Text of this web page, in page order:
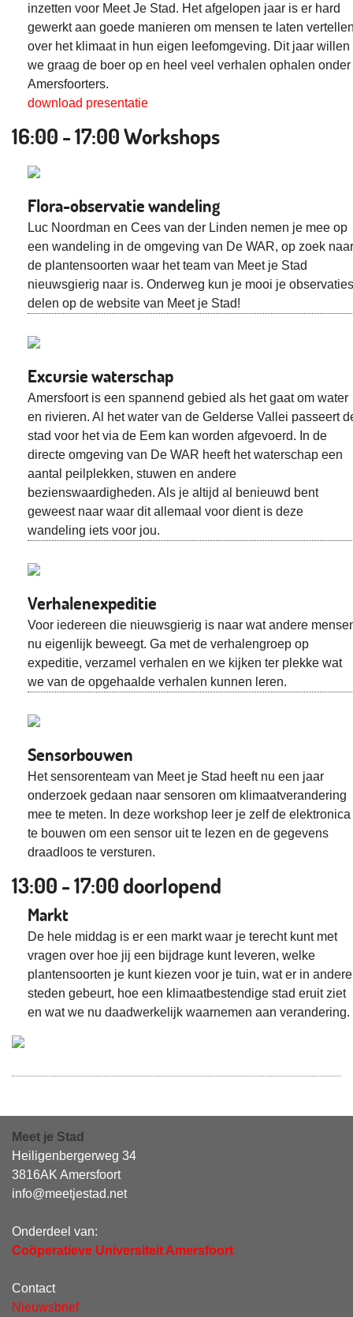
inzetten voor Meet Je Stad. Het afgelopen jaar is er hard
gewerkt aan goede manieren om mensen te laten
over het klimaat in hun eigen leefomgeving. Dit jaar willen
we graag de boer op en heel veel verhalen ophalen onder
Amersfoorters.
download presentatie
16:00 - 17:00 Workshops
Flora-observatie wandeling
Luc Noordman en Cees van der Linden nemen je mee op
een wandeling in de omgeving van De WAR, op zoek naar
de plantensoorten waar het team van Meet je Stad
nieuwsgierig naar is. Onderweg kun je mooi je observaties
delen op de website van Meet je Stad!
Excursie waterschap
Amersfoort is een spannend gebied als het gaat om water
en rivieren. Al het water van de Gelderse Vallei passeert
stad voor het via de Eem kan worden afgevoerd. In de
directe omgeving van De WAR heeft het waterschap een
aantal peilplekken, stuwen en andere
bezienswaardigheden. Als je altijd al benieuwd bent
geweest naar waar dit allemaal voor dient is deze
wandeling iets voor jou.
Verhalenexpeditie
Voor iedereen die nieuwsgierig is naar wat andere
nu eigenlijk beweegt. Ga met de verhalengroep op
expeditie, verzamel verhalen en we kijken ter plekke wat
we van de opgehaalde verhalen kunnen leren.
Sensorbouwen
Het sensorenteam van Meet je Stad heeft nu een jaar
onderzoek gedaan naar sensoren om klimaatverandering
mee te meten. In deze workshop leer je zelf de elektronica
te bouwen om een sensor uit te lezen en de gegevens
draadloos te versturen.
13:00 - 17:00 doorlopend
Markt
De hele middag is er een markt waar je terecht kunt met
vragen over hoe jij een bijdrage kunt leveren, welke
plantensoorten je kunt kiezen voor je tuin, wat er in andere
steden gebeurt, hoe een klimaatbestendige stad eruit ziet
en wat we nu daadwerkelijk waarnemen aan verandering.
Meet je Stad
Heiligenbergerweg 34
3816AK Amersfoort
info@meetjestad.net
Onderdeel van:
Coöperatieve Universiteit Amersfoort
Contact
Nieuwsbrief